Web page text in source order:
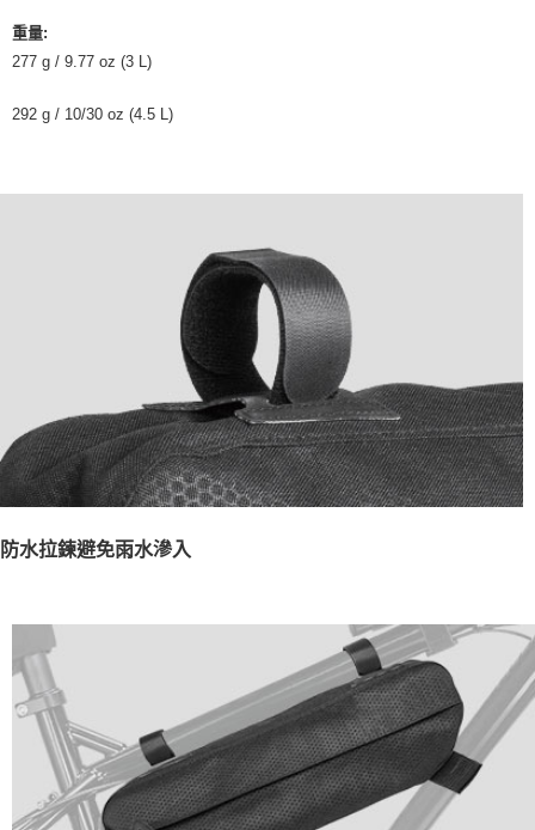
重量:
277 g / 9.77 oz (3 L)
292 g / 10/30 oz (4.5 L)
防水拉鍊避免雨水滲入